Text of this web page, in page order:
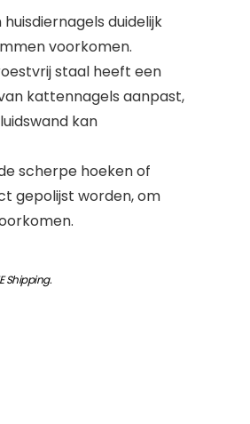
duidelijk
voorkomen.
staal heeft een
kattennagels aanpast,
kan
scherpe hoeken of
gepolijst worden, om
Shipping.